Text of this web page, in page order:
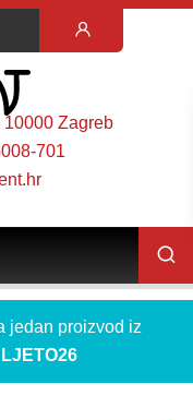
Zagreb
701
jedan proizvod iz
LJETO26